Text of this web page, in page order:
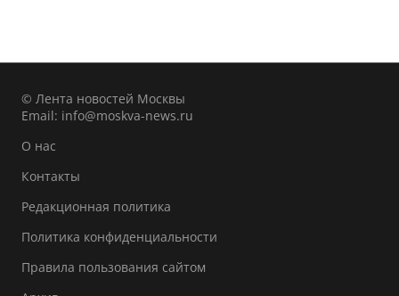
© Лента новостей Москвы
Email: info@moskva-news.ru
О нас
Контакты
Редакционная политика
Политика конфиденциальности
Правила пользования сайтом